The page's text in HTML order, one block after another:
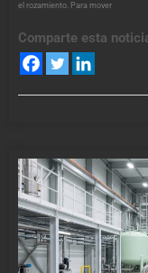
el rozamiento. Para mover
Comparte esta